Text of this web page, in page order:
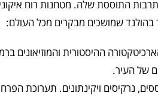
התוססת שלה. מטחנות רוח
בהולנד שמושכים מבקרים מכל העולם:
ההיסטורית והמוזיאונים
של העיר.